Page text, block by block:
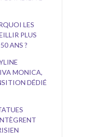
LES
PLUS
ANS ?
MONICA,
DÉDIÉ